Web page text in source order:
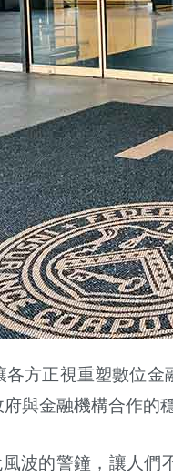
方正視重塑數位
與金融機構合作的
波的警鐘，讓人